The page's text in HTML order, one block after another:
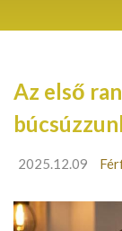
Az első
2025.12.09